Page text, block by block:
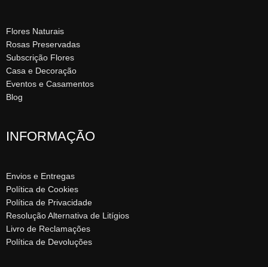
Flores Naturais
Rosas Preservadas
Subscrição Flores
Casa e Decoração
Eventos e Casamentos
Blog
INFORMAÇÃO
Envios e Entregas
Política de Cookies
Política de Privacidade
Resolução Alternativa de Litígios
Livro de Reclamações
Política de Devoluções